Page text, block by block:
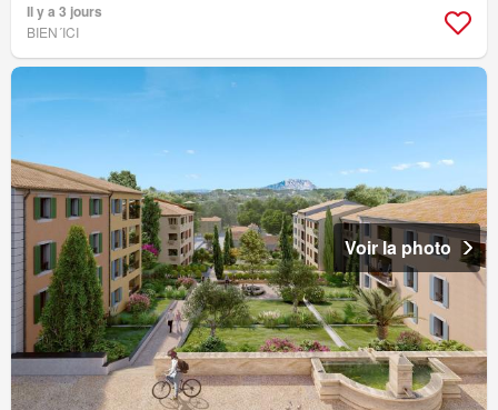
Il y a 3 jours
BIEN´ICI
Voir la photo